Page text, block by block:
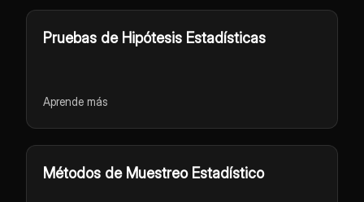
Pruebas de Hipótesis Estadísticas
Aprende más
Métodos de Muestreo Estadístico